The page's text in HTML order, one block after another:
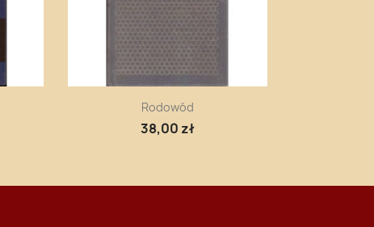
Szybki podgląd
Rodowód
38,00 zł